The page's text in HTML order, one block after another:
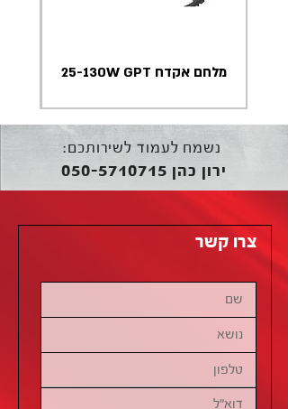
מלחם אקדח 25-130W GPT
נשמח לעמוד לשירותכם:
ירון כהן 050-5710715
צרו קשר